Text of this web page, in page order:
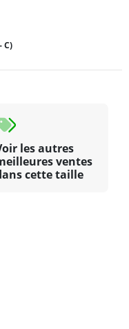
C)
les autres
ventes
cette taille